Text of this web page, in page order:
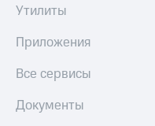
Утилиты
Приложения
Все сервисы
Документы